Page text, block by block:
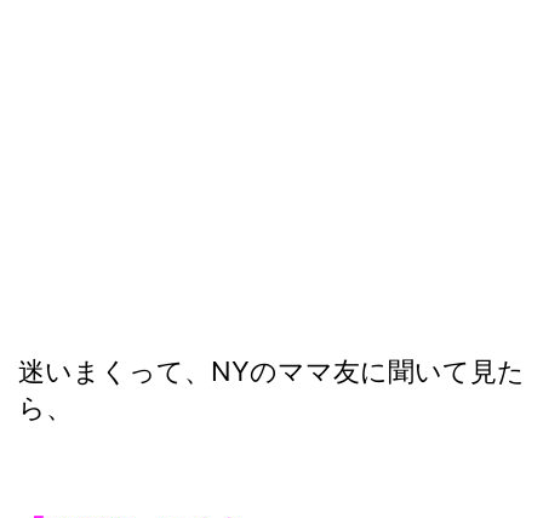
迷いまくって、NYのママ友に聞いて見た
ら、